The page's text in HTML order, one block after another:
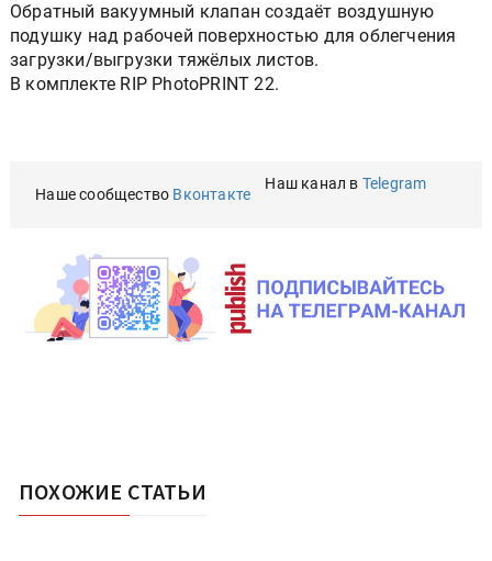
Обратный вакуумный клапан создаёт воздушную
подушку над рабочей поверхностью для облегчения
загрузки/выгрузки тяжёлых листов.
В комплекте RIP PhotoPRINT 22.
Наше сообщество Вконтакте
Наш канал в Telegram
ПОХОЖИЕ СТАТЬИ